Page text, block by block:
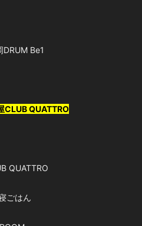
Be1
QUATTRO
QUATTRO
ごはん